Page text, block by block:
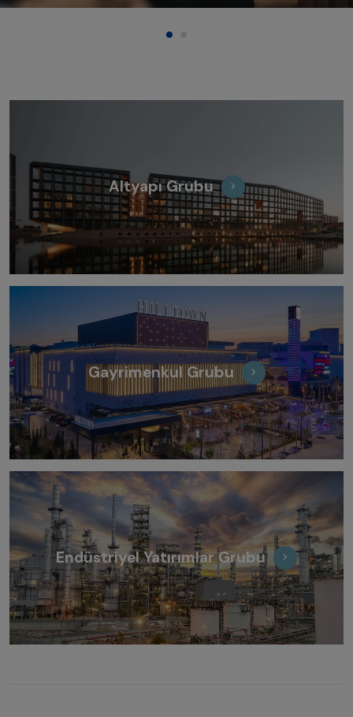
Altyapı Grubu
Gayrimenkul Grubu
Endüstriyel Yatırımlar Grubu